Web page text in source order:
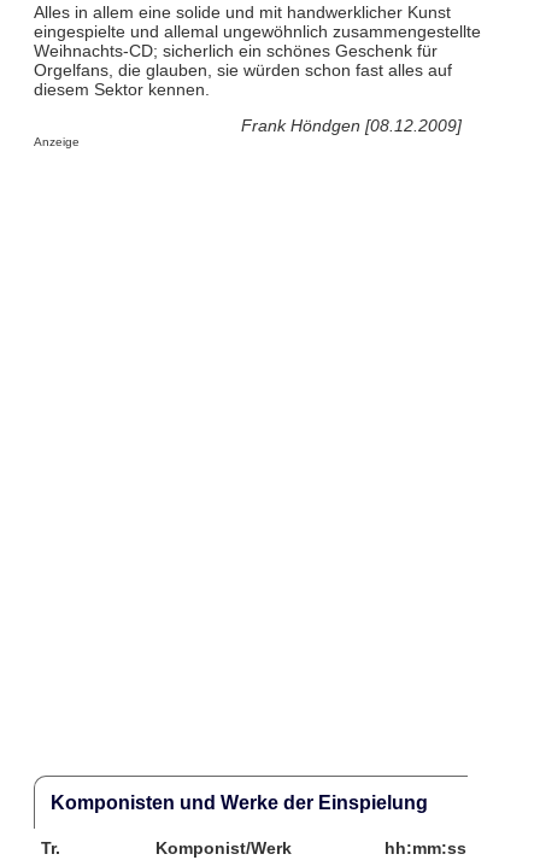
Alles in allem eine solide und mit handwerklicher Kunst
eingespielte und allemal ungewöhnlich zusammengestellte
Weihnachts-CD; sicherlich ein schönes Geschenk für
Orgelfans, die glauben, sie würden schon fast alles auf
diesem Sektor kennen.
Frank Höndgen [08.12.2009]
Anzeige
Komponisten und Werke der Einspielung
Tr. Komponist/Werk
hh:mm:ss